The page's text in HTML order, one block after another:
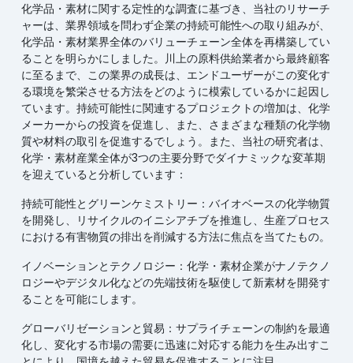
化学品・素材に関する定性的な調査に基づき、当社のリサーチ
ャーは、業界領域を問わず企業の持続可能性への取り組みが、
化学品・素材業界全体のバリューチェーン全体を再構築してい
ることを明らかにしました。川上の原料供給業者から最終顧客
に至るまで、この業界の成長は、エンドユーザーがこの変化す
る環境を繁栄させる方法をどのように模索しているかに起因し
ています。持続可能性に関連するプロジェクトの増加は、化学
メーカーからの投資を促進し、また、さまざまな種類の化学物
質や材料の取引を促進するでしょう。また、当社の研究者は、
化学・素材産業全体が3つの主要分野でダイナミックな変革期
を迎えていると分析しています：
持続可能性とグリーンケミストリー：バイオベースの化学物質
を開発し、リサイクルのイニシアチブを推進し、生産プロセス
における有害物質の排出を削減する方法に焦点を当てたもの。
イノベーションとテクノロジー：化学・素材企業がナノテクノ
ロジーやデジタル化などの先端技術を駆使して新素材を開発す
ることを可能にします。
グローバリゼーションと貿易：サプライチェーンの制約を最適
化し、変化する市場の需要に迅速に対応する能力を生み出すこ